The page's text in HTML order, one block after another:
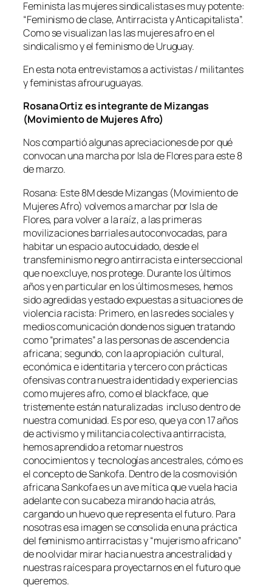
Feminista las mujeres sindicalistas es muy potente:
“Feminismo de clase, Antirracista y Anticapitalista”.
Como se visualizan las las mujeres afro en el
sindicalismo y el feminismo de Uruguay.
En esta nota entrevistamos a activistas / militantes
y feministas afrouruguayas.
Rosana Ortiz es integrante de Mizangas
(Movimiento de Mujeres Afro)
Nos compartió algunas apreciaciones de por qué
convocan una marcha por Isla de Flores para este 8
de marzo.
Rosana: Este 8M desde Mizangas (Movimiento de
Mujeres Afro) volvemos a marchar por Isla de
Flores, para volver a la raíz, a las primeras
movilizaciones barriales autoconvocadas, para
habitar un espacio autocuidado, desde el
transfeminismo negro antirracista e interseccional
que no excluye, nos protege. Durante los últimos
años y en particular en los últimos meses, hemos
sido agredidas y estado expuestas a situaciones de
violencia racista: Primero, en las redes sociales y
medios comunicación donde nos siguen tratando
como “primates” a las personas de ascendencia
africana; segundo, con la apropiación cultural,
económica e identitaria y tercero con prácticas
ofensivas contra nuestra identidad y experiencias
como mujeres afro, como el blackface, que
tristemente están naturalizadas incluso dentro de
nuestra comunidad. Es por eso, que ya con 17 años
de activismo y militancia colectiva antirracista,
hemos aprendido a retomar nuestros
conocimientos y tecnologías ancestrales, cómo es
el concepto de Sankofa. Dentro de la cosmovisión
africana Sankofa es un ave mítica que vuela hacia
adelante con su cabeza mirando hacia atrás,
cargando un huevo que representa el futuro. Para
nosotras esa imagen se consolida en una práctica
del feminismo antirracistas y “mujerismo africano”
de no olvidar mirar hacia nuestra ancestralidad y
nuestras raíces para proyectarnos en el futuro que
queremos.